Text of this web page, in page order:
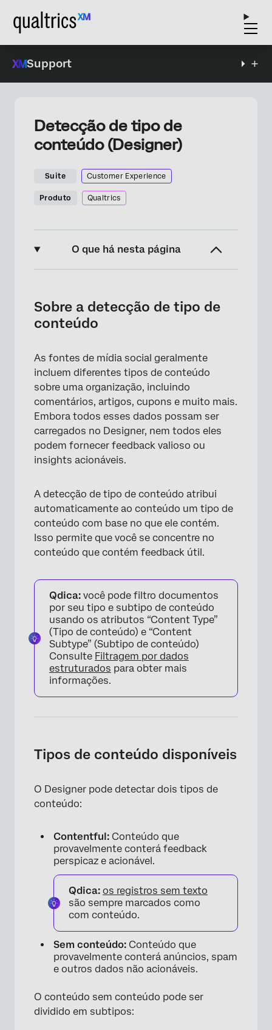
Support
Detecção de tipo de
conteúdo (Designer)
Suite Customer Experience
Produto Qualtrics
O que há nesta página
Tipos de conteúdo disponíveis
Ativação da detecção de tipo de conteúdo
Sobre a detecção de tipo de
conteúdo
As fontes de mídia social geralmente
incluem diferentes tipos de conteúdo
sobre uma organização, incluindo
comentários, artigos, cupons e muito mais.
Embora todos esses dados possam ser
carregados no Designer, nem todos eles
podem fornecer feedback valioso ou
insights acionáveis.
A detecção de tipo de conteúdo atribui
automaticamente ao conteúdo um tipo de
conteúdo com base no que ele contém.
Isso permite que você se concentre no
conteúdo que contém feedback útil.
Qdica: você pode filtro documentos
por seu tipo e subtipo de conteúdo
usando os atributos “Content Type”
(Tipo de conteúdo) e “Content
Subtype” (Subtipo de conteúdo)
Consulte Filtragem por dados
estruturados para obter mais
informações.
Tipos de conteúdo disponíveis
O Designer pode detectar dois tipos de
conteúdo:
Contentful: Conteúdo que
provavelmente conterá feedback
perspicaz e acionável.
Qdica: os registros sem texto
são sempre marcados como
com conteúdo.
Sem conteúdo: Conteúdo que
provavelmente conterá anúncios, spam
e outros dados não acionáveis.
O conteúdo sem conteúdo pode ser
dividido em subtipos: